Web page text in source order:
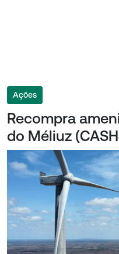
Ações
Recompra
do Méliuz